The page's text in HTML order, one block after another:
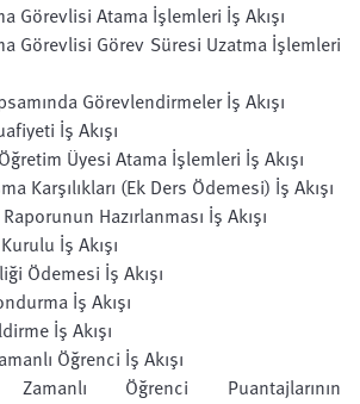
Görevlisi Atama İşlemleri İş Akışı
Görevlisi Görev Süresi Uzatma İşlemleri
Görevlendirmeler İş Akışı
İş Akışı
Üyesi Atama İşlemleri İş Akışı
Karşılıkları (Ek Ders Ödemesi) İş Akışı
Hazırlanması İş Akışı
İş Akışı
Ödemesi İş Akışı
İş Akışı
İş Akışı
Öğrenci İş Akışı
Zamanlı Öğrenci Puantajlarının